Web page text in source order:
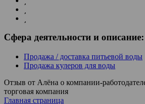
Сфера деятельности и описание:
Продажа / доставка питьевой воды
Продажа кулеров для воды
Отзыв от Алёна о компании-
торговая компания
Главная страница